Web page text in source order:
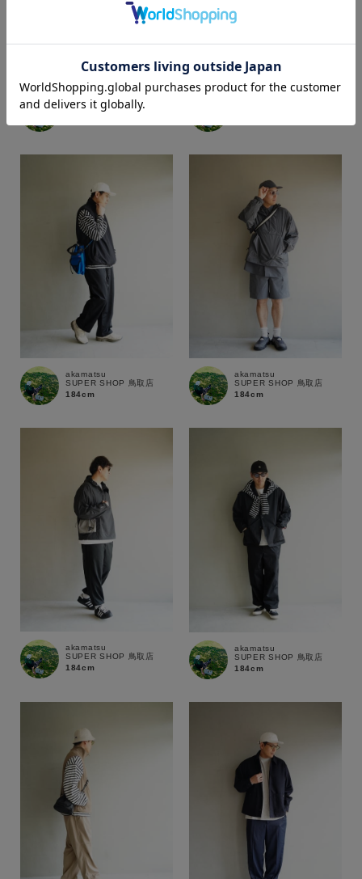
商品タイプ
通常商品 予約商品
セール価格 WEB限定
在庫あり 在庫なし含む
akamatsu
SUPER SHOP 鳥取店
akamatsu
SUPER SHOP 鳥取店
184cm
akamatsu
SUPER SHOP 鳥取店
184cm
akamatsu
SUPER SHOP 鳥取店
184cm
akamatsu
SUPER SHOP 鳥取店
184cm